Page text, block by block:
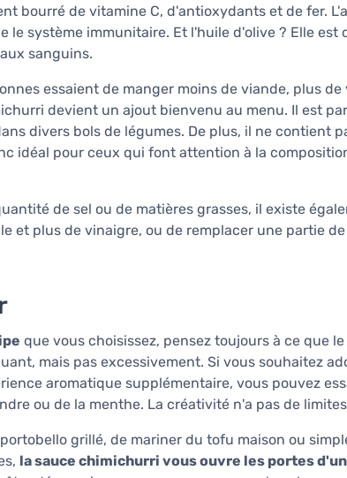
bourré de vitamine C, d'antioxydants et de fer.
système immunitaire. Et l'huile d'olive ? Elle est
sanguins.
essaient de manger moins de viande, plus
devient un ajout bienvenu au menu. Il est
divers bols de légumes. De plus, il ne contient
idéal pour ceux qui font attention à la
de sel ou de matières grasses, il existe
et plus de vinaigre, ou de remplacer une partie
que vous choisissez, pensez toujours à ce que
mais pas excessivement. Si vous souhaitez
aromatique supplémentaire, vous pouvez
ou de la menthe. La créativité n'a pas de
grillé, de mariner du tofu maison ou
la sauce chimichurri vous ouvre les portes